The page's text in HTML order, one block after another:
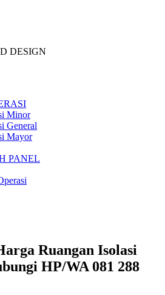
DESIGN
Minor
General
Mayor
PANEL
Ruangan Isolasi
HP/WA 081 288